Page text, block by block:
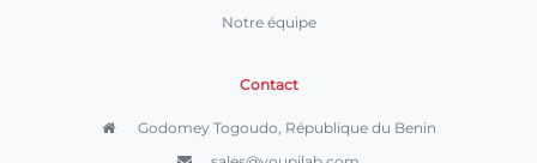
Notre équipe
Contact
Godomey Togoudo, République du Benin